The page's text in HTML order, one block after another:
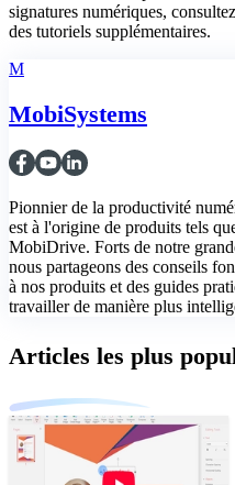
signatures numériques,
des tutoriels supplémentaires.
M
MobiSystems
Pionnier de la productivité
est à l'origine de produits tels
MobiDrive. Forts de notre
nous partageons des conseils
à nos produits et des guides
travailler de manière plus
Articles les plus